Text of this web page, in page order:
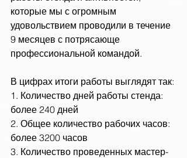
которые мы с огромным
удовольствием проводили в течение
9 месяцев с потрясающе
профессиональной командой.
В цифрах итоги работы выглядят так:
1. Количество дней работы стенда:
более 240 дней
2. Общее количество рабочих часов:
более 3200 часов
3. Количество проведенных мастер-